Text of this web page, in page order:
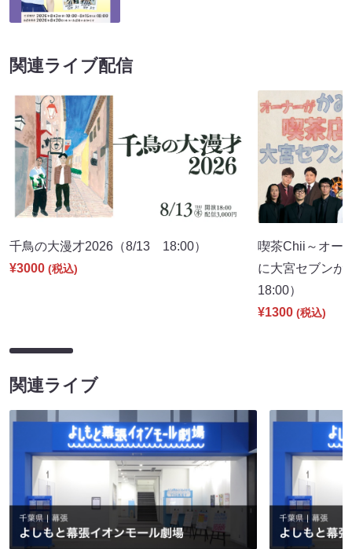
関連ライブ配信
千鳥の大漫才2026（8/13 18:00）
¥3000 (税込)
喫茶Chii～オー
に大宮セブン
18:00）
¥1300 (税込)
関連ライブ